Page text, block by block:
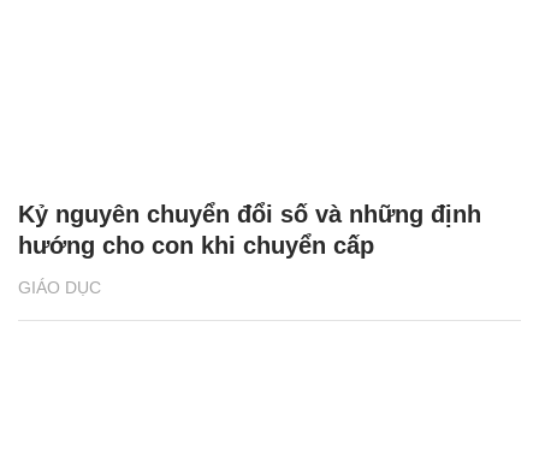
GIÁO DỤC
Kỷ nguyên chuyển đổi số và những định
hướng cho con khi chuyển cấp